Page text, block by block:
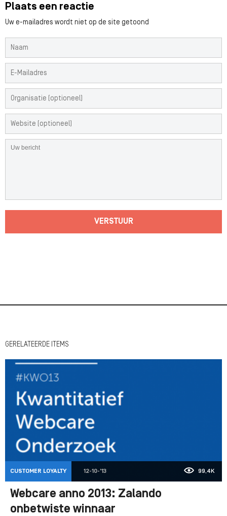
Plaats een reactie
Uw e-mailadres wordt niet op de site getoond
VERSTUUR
GERELATEERDE ITEMS
CUSTOMER LOYALTY 12-10-'13 99,4K
Webcare anno 2013: Zalando
onbetwiste winnaar